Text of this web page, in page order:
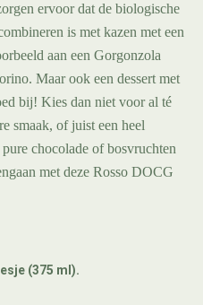
ervoor dat de biologische
is met kazen met een
aan een Gorgonzola
Maar ook een dessert met
bij! Kies dan niet voor al té
smaak, of juist een heel
chocolade of bosvruchten
met deze Rosso DOCG
(375 ml).